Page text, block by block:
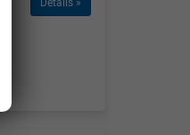
Details »